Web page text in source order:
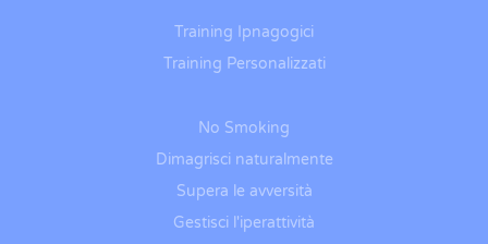
Training Ipnagogici
Training Personalizzati
No Smoking
Dimagrisci naturalmente
Supera le avversità
Gestisci l'iperattività